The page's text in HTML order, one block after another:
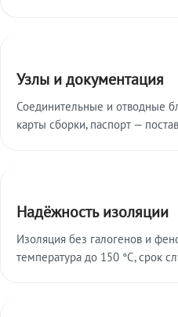
Узлы и документация
Соединительные и отводные
карты сборки, паспорт —
Надёжность изоляции
Изоляция без галогенов и
температура до 150 °C, срок